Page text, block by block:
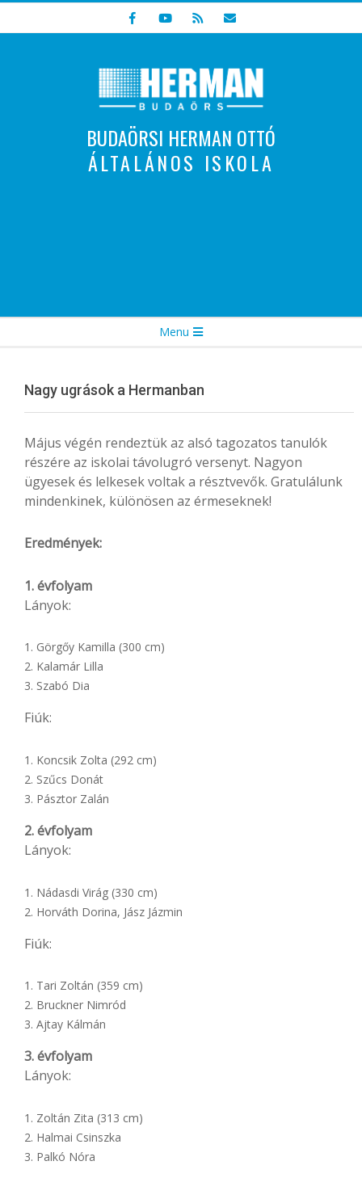
to
BUDAÖRSI HERMAN OTTÓ
ÁLTALÁNOS ISKOLA
Menu
Nagy ugrások a Hermanban
Május végén rendeztük az alsó tagozatos tanulók
részére az iskolai távolugró versenyt. Nagyon
ügyesek és lelkesek voltak a résztvevők. Gratulálunk
mindenkinek, különösen az érmeseknek!
Eredmények:
1. évfolyam
Lányok:
Görgőy Kamilla (300 cm)
Kalamár Lilla
Szabó Dia
Fiúk:
Koncsik Zolta (292 cm)
Szűcs Donát
Pásztor Zalán
2. évfolyam
Lányok:
Nádasdi Virág (330 cm)
Horváth Dorina, Jász Jázmin
Fiúk:
Tari Zoltán (359 cm)
Bruckner Nimród
Ajtay Kálmán
3. évfolyam
Lányok:
Zoltán Zita (313 cm)
Halmai Csinszka
Palkó Nóra